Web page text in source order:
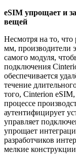
eSIM упрощает и
вещей
Несмотря на то, что
мм, производители
самого модуля,
подключения
обеспечивается
течение
того, Cinterion
процессе
аутентифицирует
управляет
упрощает
разработчиков
мелкие